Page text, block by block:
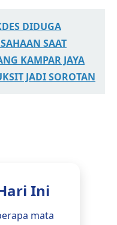
DIDUGA
SAAT
KAMPAR JAYA
JADI SOROTAN
Ini
mata